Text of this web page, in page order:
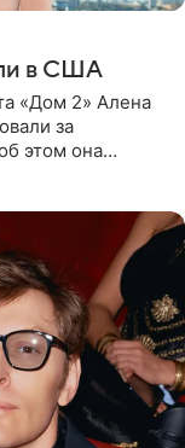
в США
«Дом 2» Алена
за
этом она